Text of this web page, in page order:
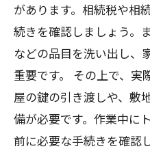
があります。相続税や相
続きを確認しましょう。
などの品目を洗い出し、
重要です。 その上で、実
屋の鍵の引き渡しや、敷
備が必要です。作業中に
前に必要な手続きを確認